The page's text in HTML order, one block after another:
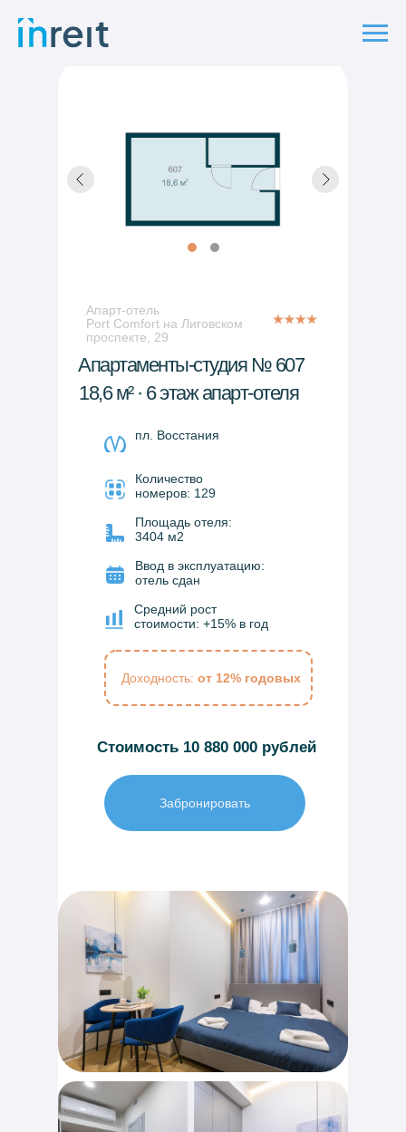
Забронировать
18,6 м² · 6 этаж апарт-отеля
Апартаменты-студия № 607
Апарт-отель
Port Comfort на Лиговском
проспекте, 29
пл. Восстания
Количество
номеров: 129
Ввод в эксплуатацию:
отель сдан
Средний рост
стоимости: +15% в год
Площадь отеля:
3404 м2
Доходность: от 12% годовых
Стоимость 10 880 000 рублей